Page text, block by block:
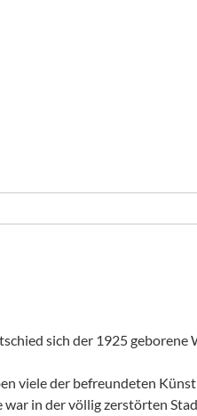
sich der 1925 geborene
viele der befreundeten
in der völlig zerstörten